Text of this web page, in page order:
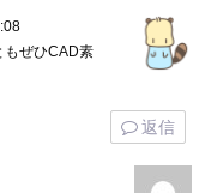
もぜひCAD素
返信